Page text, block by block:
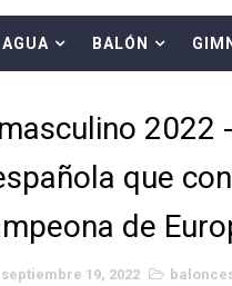
MotoGP 2026 - GP Gran
éxitos por fin para
de Europa de MTB
AGUA BALÓN
2022
que
de
septiembre 19, 2022